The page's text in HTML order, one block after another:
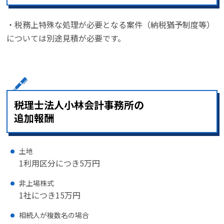
・税務上特殊な処理が必要となる案件（納税猶予制度等）
については別途見積が必要です。
税理士法人小林会計事務所の
追加報酬
土地
1利用区分につき5万円
非上場株式
1社につき15万円
相続人が複数名の場合